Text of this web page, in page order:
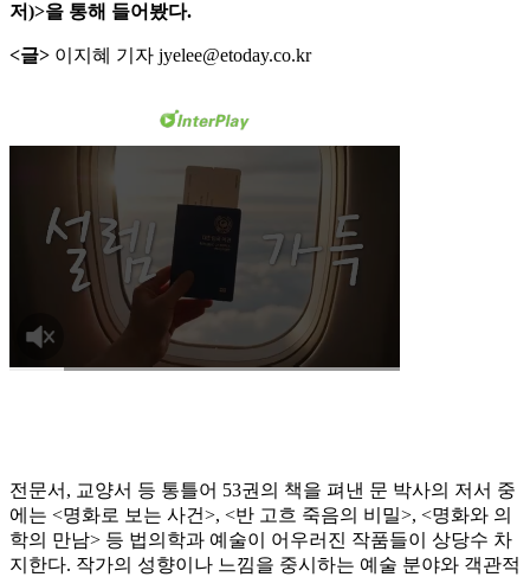
저)>을 통해 들어봤다.
<글> 이지혜 기자 jyelee@etoday.co.kr
전문서, 교양서 등 통틀어 53권의 책을 펴낸 문 박사의 저서 중
에는 <명화로 보는 사건>, <반 고흐 죽음의 비밀>, <명화와 의
학의 만남> 등 법의학과 예술이 어우러진 작품들이 상당수 차
지한다. 작가의 성향이나 느낌을 중시하는 예술 분야와 객관적